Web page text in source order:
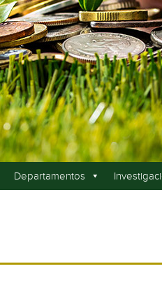
Departamentos